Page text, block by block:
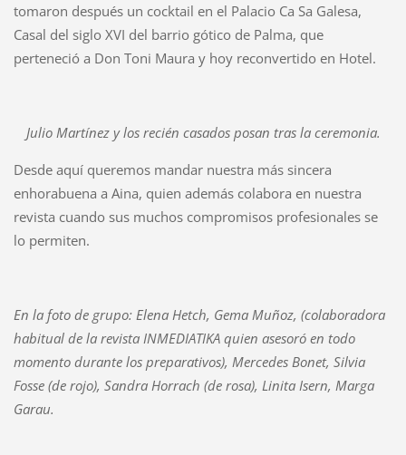
tomaron después un cocktail en el Palacio Ca Sa Galesa,
Casal del siglo XVI del barrio gótico de Palma, que
perteneció a Don Toni Maura y hoy reconvertido en Hotel.
Julio Martínez y los recién casados posan tras la ceremonia.
Desde aquí queremos mandar nuestra más sincera
enhorabuena a Aina, quien además colabora en nuestra
revista cuando sus muchos compromisos profesionales se
lo permiten.
En la foto de grupo: Elena Hetch, Gema Muñoz, (colaboradora
habitual de la revista INMEDIATIKA quien asesoró en todo
momento durante los preparativos), Mercedes Bonet, Silvia
Fosse (de rojo), Sandra Horrach (de rosa), Linita Isern, Marga
Garau.